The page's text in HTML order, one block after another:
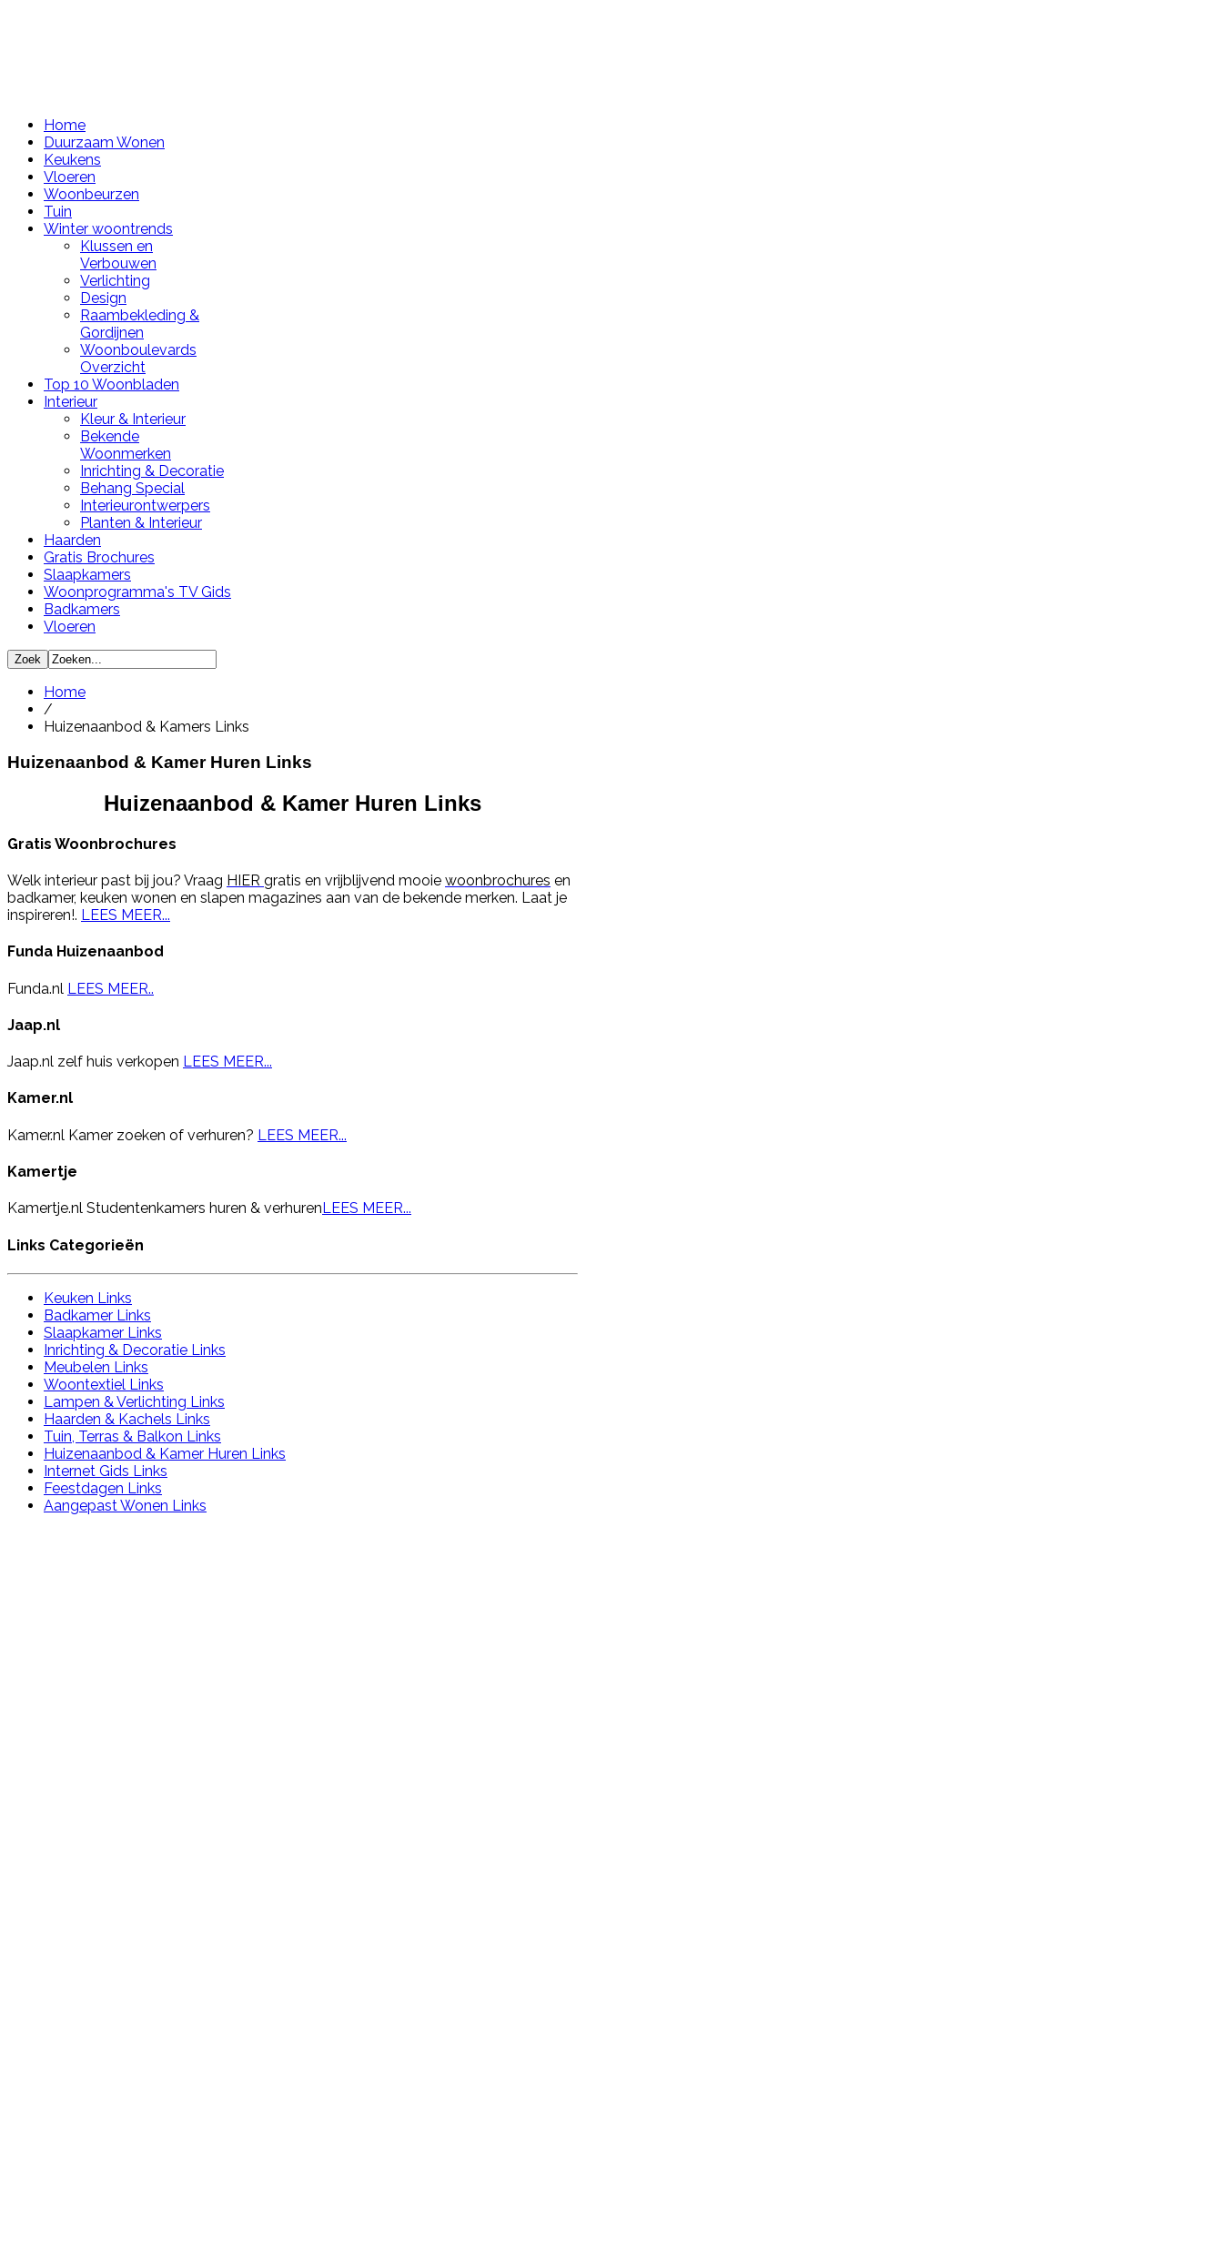
Home
Duurzaam Wonen
Keukens
Vloeren
Woonbeurzen
Tuin
Winter woontrends
Klussen en
Verbouwen
Verlichting
Design
Raambekleding &
Gordijnen
Woonboulevards
Overzicht
Top 10 Woonbladen
Interieur
Kleur & Interieur
Bekende
Woonmerken
Inrichting & Decoratie
Behang Special
Interieurontwerpers
Planten & Interieur
Haarden
Gratis Brochures
Slaapkamers
Woonprogramma's TV Gids
Badkamers
Vloeren
Home
/
Huizenaanbod & Kamers Links
Huizenaanbod & Kamer Huren Links
Huizenaanbod & Kamer Huren Links
Gratis Woonbrochures
Welk interieur past bij jou? Vraag HIER gratis en vrijblijvend mooie woonbrochures en
badkamer, keuken wonen en slapen magazines aan van de bekende merken. Laat je
inspireren!. LEES MEER...
Funda Huizenaanbod
Funda.nl LEES MEER..
Jaap.nl
Jaap.nl zelf huis verkopen LEES MEER...
Kamer.nl
Kamer.nl Kamer zoeken of verhuren? LEES MEER...
Kamertje
Kamertje.nl Studentenkamers huren & verhuren LEES MEER...
Links Categorieën
Keuken Links
Badkamer Links
Slaapkamer Links
Inrichting & Decoratie Links
Meubelen Links
Woontextiel Links
Lampen & Verlichting Links
Haarden & Kachels Links
Tuin, Terras & Balkon Links
Huizenaanbod & Kamer Huren Links
Internet Gids Links
Feestdagen Links
Aangepast Wonen Links